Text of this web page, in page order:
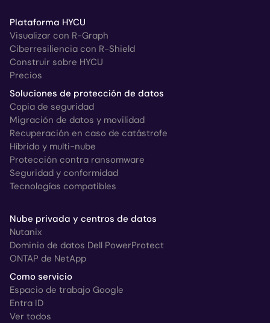
Plataforma HYCU
Visualizar con R-Graph
Ciberresiliencia con R-Shield
Construir sobre HYCU
Precios
Soluciones de protección de datos
Copia de seguridad
Migración de datos y movilidad
Recuperación en caso de catástrofe
Híbrido y multi-nube
Protección contra ransomware
Seguridad y conformidad
Tecnologías compatibles
Nube privada y centros de datos
Nutanix
Dominio de datos Dell PowerProtect
ONTAP de NetApp
Como servicio
Espacio de trabajo Google
Entra ID
Ver todos